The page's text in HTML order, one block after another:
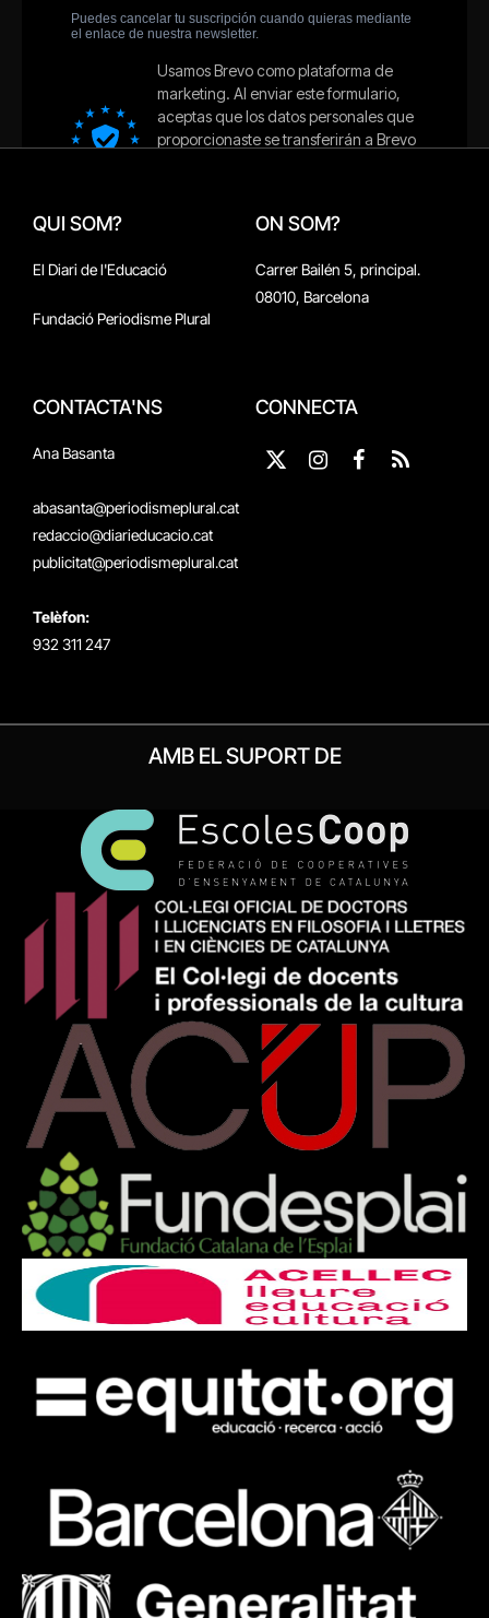
QUI SOM?
El Diari de l'Educació
Fundació Periodisme Plural
ON SOM?
Carrer Bailén 5, principal.
08010, Barcelona
CONTACTA'NS
Ana Basanta
abasanta@periodismeplural.cat
redaccio@diarieducacio.cat
publicitat@periodismeplural.cat
Telèfon:
932 311 247
CONNECTA
X
InstagramFacebook
RSS
AMB EL SUPORT DE